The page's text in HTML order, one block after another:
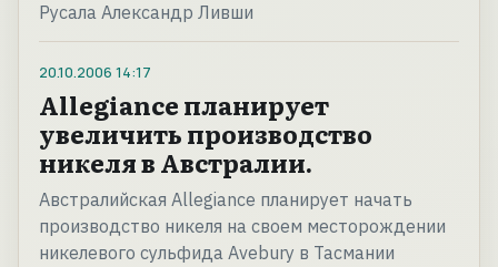
Русала Александр Ливши
20.10.2006 14:17
Allegiance планирует
увеличить производство
никеля в Австралии.
Австралийская Allegiance планирует начать
производство никеля на своем месторождении
никелевого сульфида Avebury в Тасмании